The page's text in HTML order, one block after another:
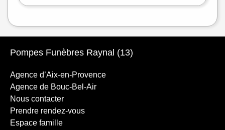
Pompes Funèbres Raynal (13)
Agence d’Aix-en-Provence
Agence de Bouc-Bel-Air
Nous contacter
Prendre rendez-vous
Espace famille